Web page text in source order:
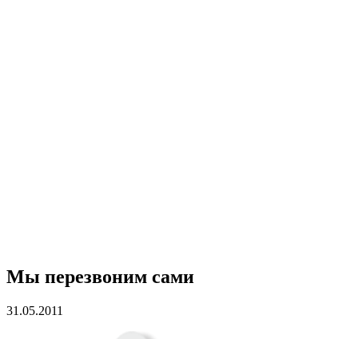
Мы перезвоним сами
31.05.2011